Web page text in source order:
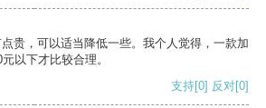
贵，可以适当降低一些。我个人觉得，一款加
以下才比较合理。
支持[0] 反对[0]